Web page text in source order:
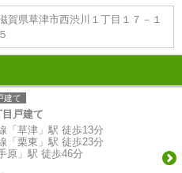
賀県草津市西渋川１丁目１７－１
５
建て
戸建て
「草津」駅 徒歩13分
「栗東」駅 徒歩23分
原」駅 徒歩46分